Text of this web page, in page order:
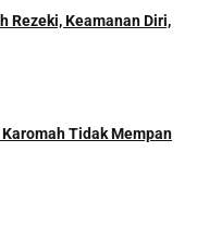
Rezeki, Keamanan Diri,
Tidak Mempan